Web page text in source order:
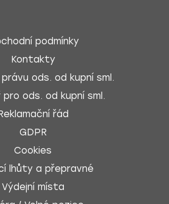
podmínky
Kontakty
ods. od kupní sml.
pro ods. od kupní sml.
řád
GDPR
Cookies
lhůty a přepravné
Výdejní místa